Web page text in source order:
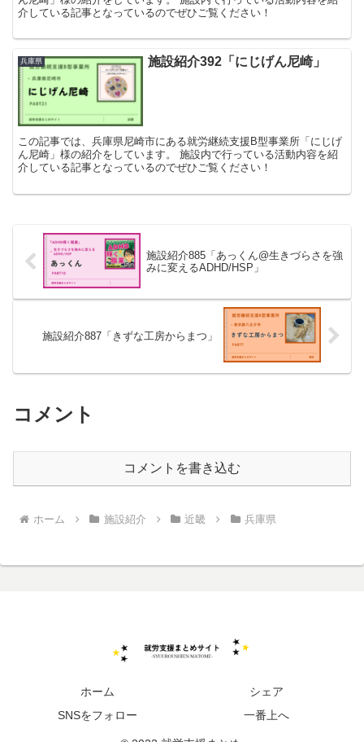
介している記事となっているのでぜひご覧ください！
兵庫県 施設紹介392「にじげん尼崎」
この記事では、兵庫県尼崎市にある就労継続支援B型事業所「にじげ
ん尼崎」様の紹介をしています。 施設内で行っている活動内容を紹
介している記事となっているのでぜひご覧ください！
施設紹介885「あっくん@生きづらさを強
みに変えるADHD/HSP」
施設紹介887「きずな工房からまつ」
コメント
コメントを書き込む
ホーム 施設紹介 近畿 兵庫県
ホーム
シェア
SNSをフォロー
一番上へ